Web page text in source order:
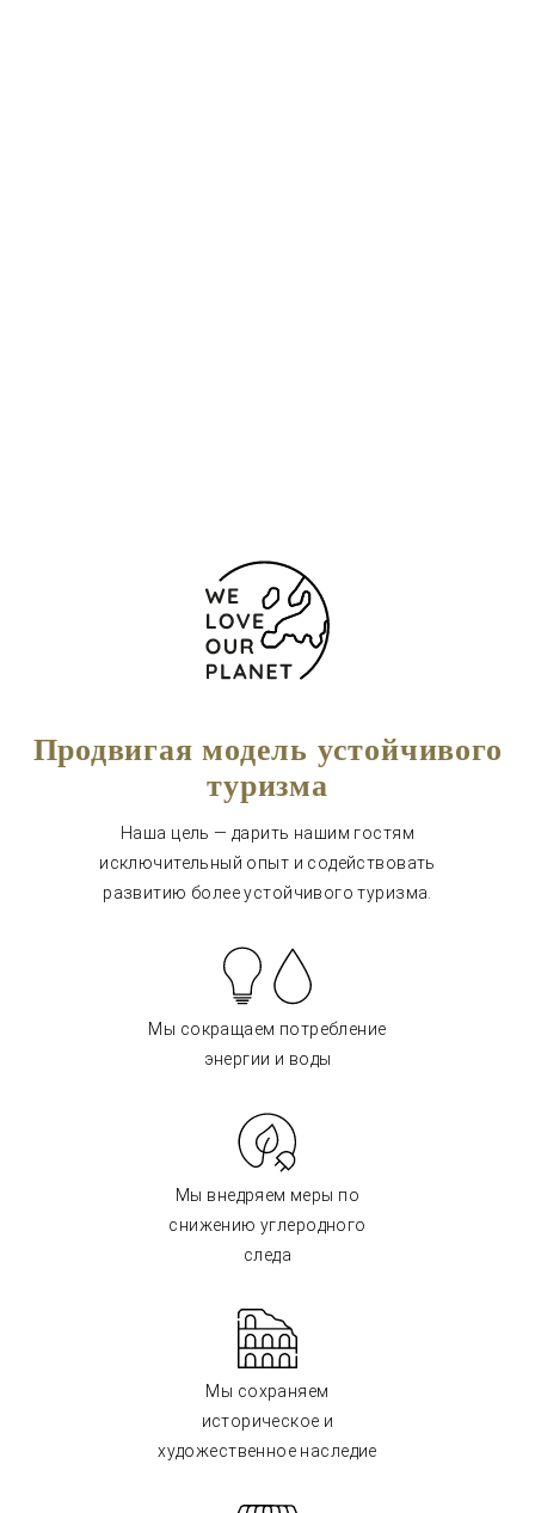
Продвигая модель устойчивого
туризма
Наша цель — дарить нашим гостям
исключительный опыт и содействовать
развитию более устойчивого туризма.
Мы сокращаем потребление
энергии и воды
Мы внедряем меры по
снижению углеродного
следа
Мы сохраняем
историческое и
художественное наследие